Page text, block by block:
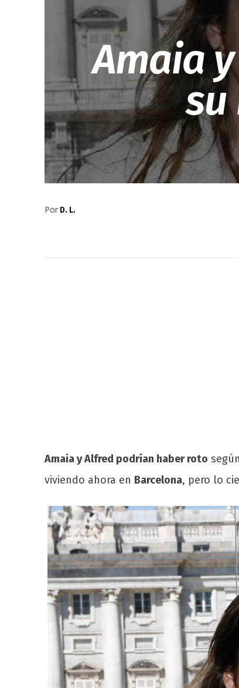
Amaia
su
Por D. L.
Amaia y Alfred podrían haber roto
viviendo ahora en Barcelona, pero lo